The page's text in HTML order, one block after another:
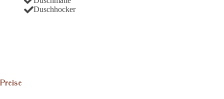
Duschhocker
Preise